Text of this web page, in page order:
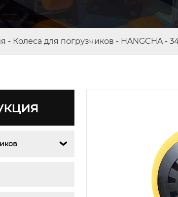
- Колеса для погрузчиков - HANGCHA-
